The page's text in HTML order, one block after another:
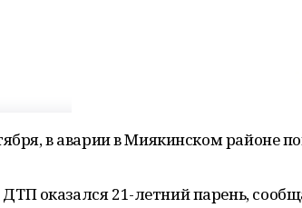
в аварии в Миякинском районе
оказался 21-летний парень,